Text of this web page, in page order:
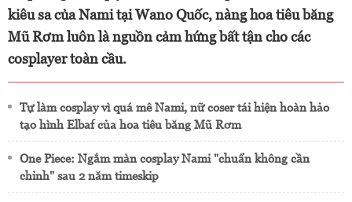
kiêu sa của Nami tại Wano Quốc, nàng hoa tiêu băng
Mũ Rơm luôn là nguồn cảm hứng bất tận cho các
cosplayer toàn cầu.
Tự làm cosplay vì quá mê Nami, nữ coser tái hiện hoàn hảo
tạo hình Elbaf của hoa tiêu băng Mũ Rơm
One Piece: Ngắm màn cosplay Nami "chuẩn không cần
chỉnh" sau 2 năm timeskip